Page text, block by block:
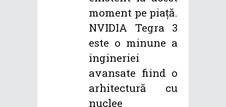
moment pe piață.
NVIDIA Tegra 3
este o minune a
ingineriei
avansate fiind o
arhitectură cu
nuclee